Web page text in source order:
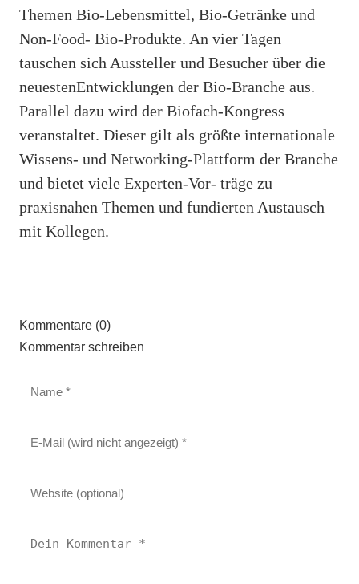
Themen Bio-Lebensmittel, Bio-Getränke und
Non-Food- Bio-Produkte. An vier Tagen
tauschen sich Aussteller und Besucher über die
neuestenEntwicklungen der Bio-Branche aus.
Parallel dazu wird der Biofach-Kongress
veranstaltet. Dieser gilt als größte internationale
Wissens- und Networking-Plattform der Branche
und bietet viele Experten-Vor- träge zu
praxisnahen Themen und fundierten Austausch
mit Kollegen.
Kommentare (0)
Kommentar schreiben